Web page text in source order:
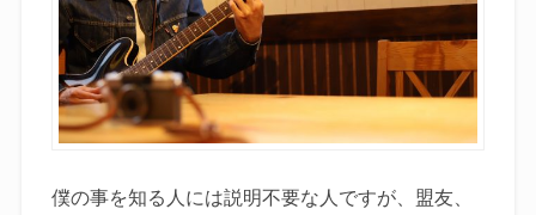
僕の事を知る人には説明不要な人ですが、盟友、